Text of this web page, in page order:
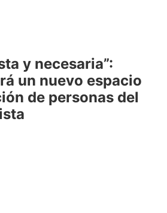
y necesaria”:
un nuevo espacio
de personas del